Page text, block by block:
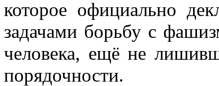
которое официально
задачами борьбу с
человека, ещё не
порядочности.